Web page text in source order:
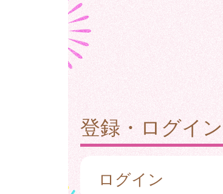
登録・ログイン
ログイン